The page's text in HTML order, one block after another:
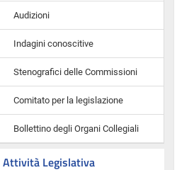
Audizioni
Indagini conoscitive
Stenografici delle Commissioni
Comitato per la legislazione
Bollettino degli Organi Collegiali
Attività Legislativa